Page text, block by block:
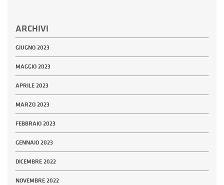
ARCHIVI
GIUGNO 2023
MAGGIO 2023
APRILE 2023
MARZO 2023
FEBBRAIO 2023
GENNAIO 2023
DICEMBRE 2022
NOVEMBRE 2022